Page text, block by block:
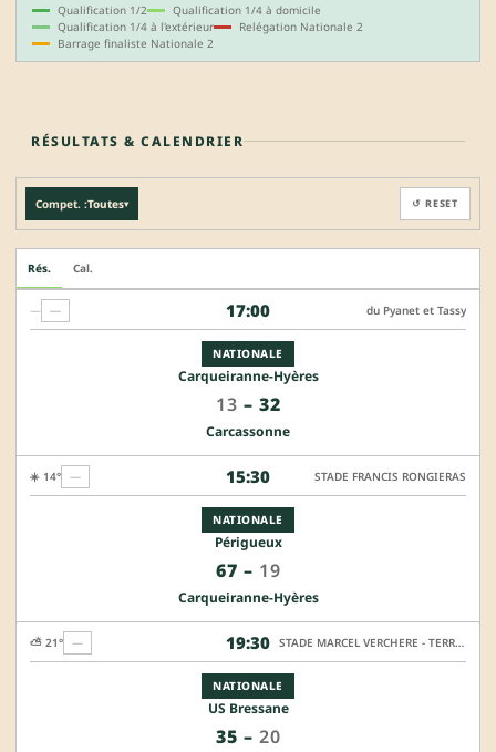
Qualification 1/2
Qualification 1/4 à domicile
Qualification 1/4 à l'extérieur
Relégation Nationale 2
Barrage finaliste Nationale 2
RÉSULTATS & CALENDRIER
Compet. :Toutes▾ ↺ RESET
Rés. Cal.
17:00
NATIONALE
Carqueiranne-Hyères
13 – 32
Carcassonne
— — du Pyanet et Tassy
15:30
NATIONALE
Périgueux
67 – 19
Carqueiranne-Hyères
☀️ 14° — STADE FRANCIS RONGIERAS
19:30
NATIONALE
US Bressane
35 – 20
⛅ 21° — STADE MARCEL VERCHERE - TERRAIN HONNEUR